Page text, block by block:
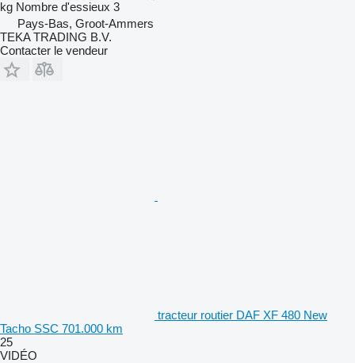
kg Nombre d'essieux 3
Pays-Bas, Groot-Ammers
TEKA TRADING B.V.
Contacter le vendeur
tracteur routier DAF XF 480 New
Tacho SSC 701.000 km
25
VIDÉO